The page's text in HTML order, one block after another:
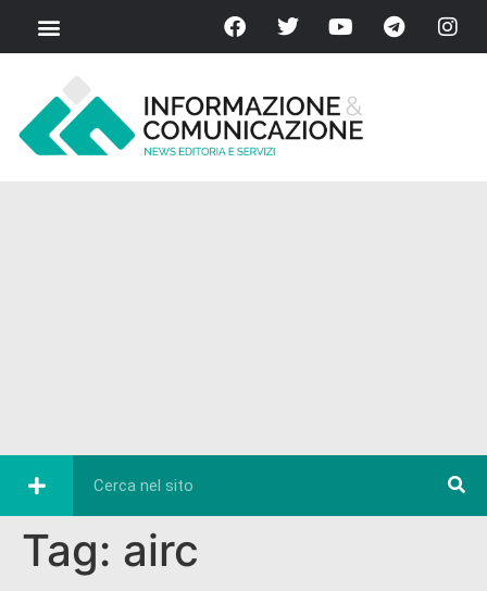
Tag: airc